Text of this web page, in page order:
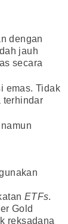
dengan
jauh
secara
emas. Tidak
terhindar
ETFs.
Gold
reksadana